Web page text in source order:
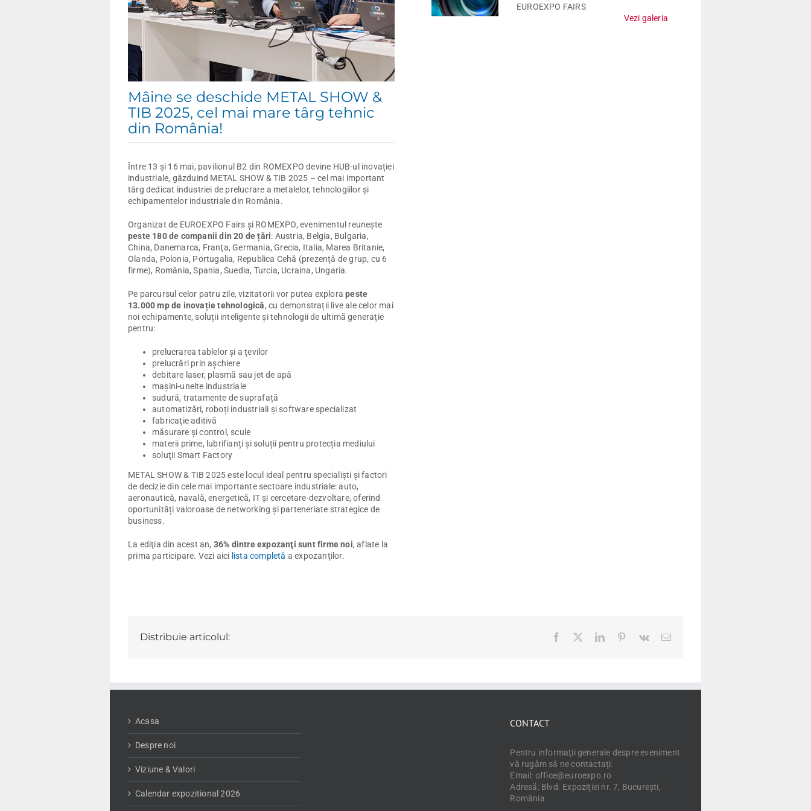
Mâine se deschide METAL SHOW &
TIB 2025, cel mai mare târg tehnic
din România!
Între 13 și 16 mai, pavilionul B2 din ROMEXPO devine HUB-ul inovației
industriale, găzduind METAL SHOW & TIB 2025 – cel mai important
târg dedicat industriei de prelucrare a metalelor, tehnologiilor și
echipamentelor industriale din România.
Organizat de EUROEXPO Fairs și ROMEXPO, evenimentul reunește
peste 180 de companii din 20 de țări: Austria, Belgia, Bulgaria,
China, Danemarca, Franţa, Germania, Grecia, Italia, Marea Britanie,
Olanda, Polonia, Portugalia, Republica Cehă (prezenţă de grup, cu 6
firme), România, Spania, Suedia, Turcia, Ucraina, Ungaria.
Pe parcursul celor patru zile, vizitatorii vor putea explorapeste
13.000 mp de inovație tehnologică, cu demonstrații live ale celor mai
noi echipamente, soluții inteligente și tehnologii de ultimă generaţie
pentru:
prelucrarea tablelor şi a ţevilor
prelucrări prin aşchiere
debitare laser, plasmă sau jet de apă
mașini-unelte industriale
sudură, tratamente de suprafață
automatizări, roboți industriali și software specializat
fabricaţie aditivă
măsurare și control, scule
materii prime, lubrifianți și soluții pentru protecția mediului
soluţii Smart Factory
METAL SHOW & TIB 2025 este locul ideal pentru specialişti şi factori
de decizie din cele mai importante sectoare industriale: auto,
aeronautică, navală, energetică, IT și cercetare-dezvoltare, oferind
oportunități valoroase de networking și parteneriate strategice de
business.
La ediţia din acest an, 36% dintre expozanţi sunt firme noi, aflate la
prima participare. Vezi aici lista completă a expozanţilor.
EUROEXPO FAIRS
Vezi galeria
Distribuie articolul: Facebook LinkedInPinterest
Vk
E-
Acasa
Despre noi
Viziune & Valori
Calendar expozitional 2026
CONTACT
Pentru informaţii generale despre eveniment
vă rugăm să ne contactaţi:
Email: office@euroexpo.ro
Adresă: Blvd. Expoziţiei nr. 7, Bucureşti,
România